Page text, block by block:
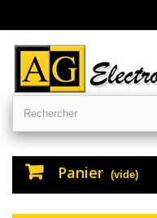
Panier (vide)